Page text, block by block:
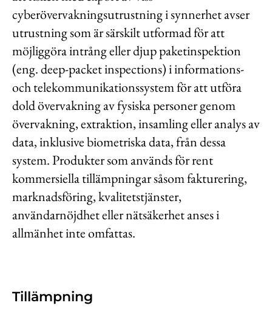
cyberövervakningsutrustning i synnerhet avser
utrustning som är särskilt utformad för att
möjliggöra intrång eller djup paketinspektion
(eng. deep-packet inspections) i informations-
och telekommunikationssystem för att utföra
dold övervakning av fysiska personer genom
övervakning, extraktion, insamling eller analys av
data, inklusive biometriska data, från dessa
system. Produkter som används för rent
kommersiella tillämpningar såsom fakturering,
marknadsföring, kvalitetstjänster,
användarnöjdhet eller nätsäkerhet anses i
allmänhet inte omfattas.
Tillämpning